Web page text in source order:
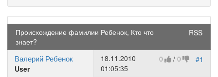
RSS
Происхождение фамилии Ребенок, Кто что
знает?
Валерий Ребенок
User
#1
0 / 0
18.11.2010
01:05:35